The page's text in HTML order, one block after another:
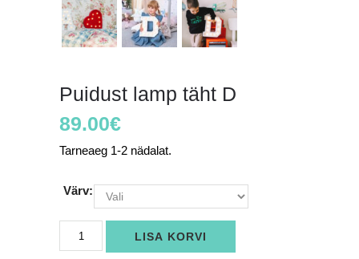
Puidust lamp täht D
89.00€
Tarneaeg 1-2 nädalat.
Värv:
lamp
täht
LISA KORVI